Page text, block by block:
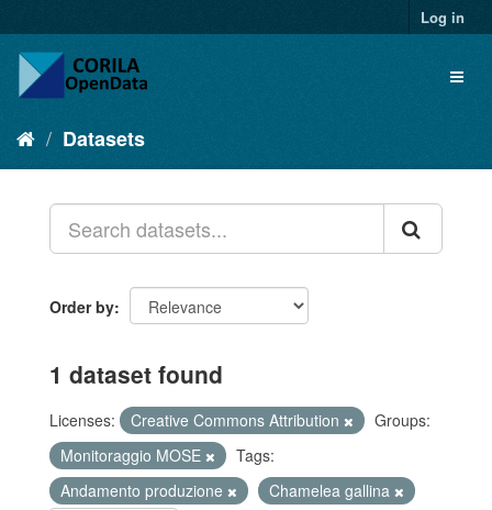
Log in
Datasets
Order by
1 dataset found
Licenses: Creative Commons Attribution
Groups:
Monitoraggio MOSE
Tags:
Andamento produzione
Chamelea gallina